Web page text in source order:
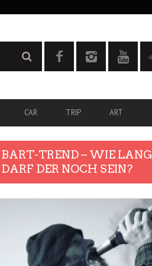
CAR TRIP ART
BART-TREND – WIE LANG
DARF DER NOCH SEIN?